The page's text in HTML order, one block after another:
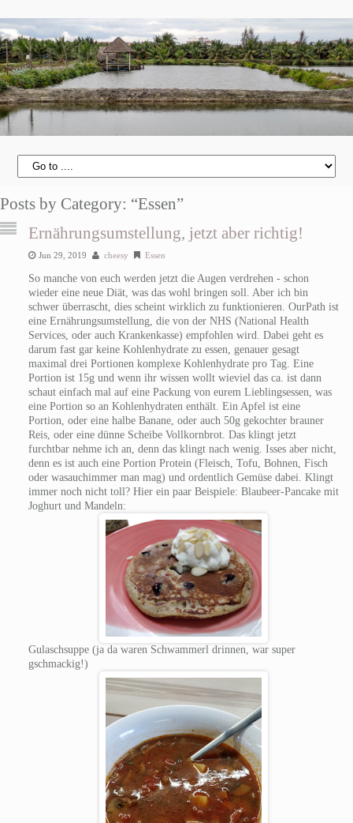
Posts by Category: “Essen”
Ernährungsumstellung, jetzt aber richtig!
Jun 29, 2019 cheesy Essen
So manche von euch werden jetzt die Augen verdrehen - schon
wieder eine neue Diät, was das wohl bringen soll. Aber ich bin
schwer überrascht, dies scheint wirklich zu funktionieren. OurPath ist
eine Ernährungsumstellung, die von der NHS (National Health
Services, oder auch Krankenkasse) empfohlen wird. Dabei geht es
darum fast gar keine Kohlenhydrate zu essen, genauer gesagt
maximal drei Portionen komplexe Kohlenhydrate pro Tag. Eine
Portion ist 15g und wenn ihr wissen wollt wieviel das ca. ist dann
schaut einfach mal auf eine Packung von eurem Lieblingsessen, was
eine Portion so an Kohlenhydraten enthält. Ein Apfel ist eine
Portion, oder eine halbe Banane, oder auch 50g gekochter brauner
Reis, oder eine dünne Scheibe Vollkornbrot. Das klingt jetzt
furchtbar nehme ich an, denn das klingt nach wenig. Isses aber nicht,
denn es ist auch eine Portion Protein (Fleisch, Tofu, Bohnen, Fisch
oder wasauchimmer man mag) und ordentlich Gemüse dabei. Klingt
immer noch nicht toll? Hier ein paar Beispiele: Blaubeer-Pancake mit
Joghurt und Mandeln:
Gulaschsuppe (ja da waren Schwammerl drinnen, war super
gschmackig!)